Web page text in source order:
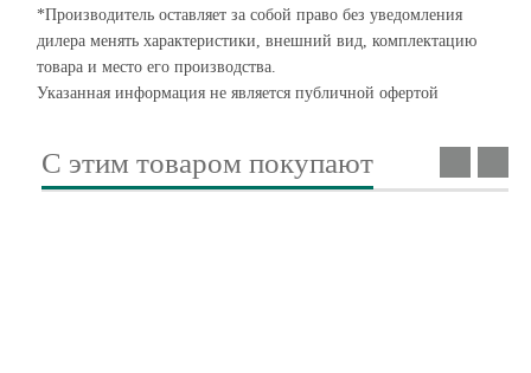
*Производитель оставляет за собой право без уведомления
дилера менять характеристики, внешний вид, комплектацию
товара и место его производства.
Указанная информация не является публичной офертой
С этим товаром покупают